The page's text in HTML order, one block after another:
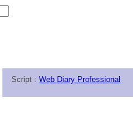
Script : Web Diary Professional